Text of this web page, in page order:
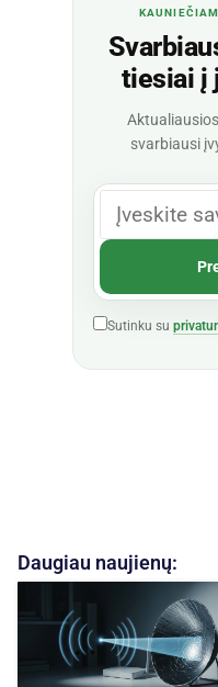
tiesiai į
svarbiausi
Sutinku su
Daugiau naujienų: